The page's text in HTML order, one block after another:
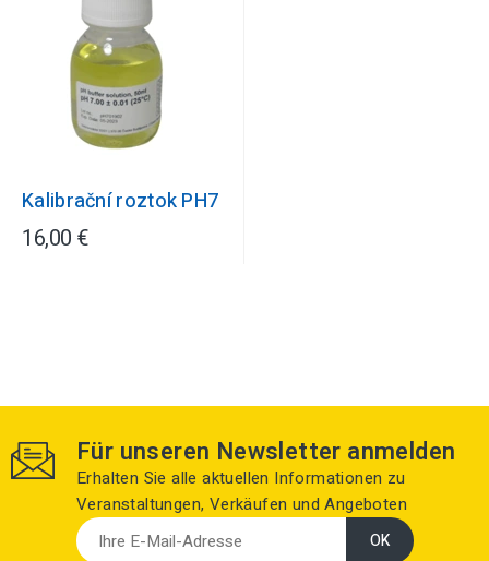
Kalibrační roztok PH7
16,00 €
Für unseren Newsletter anmelden
Erhalten Sie alle aktuellen Informationen zu
Veranstaltungen, Verkäufen und Angeboten